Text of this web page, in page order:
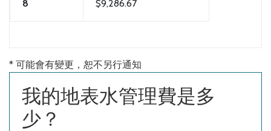
8 $9,286.67
* 可能會有變更，恕不另行通知
我的地表水管理費是多
少？